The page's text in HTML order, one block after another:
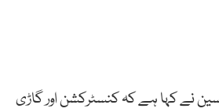
نے کہا ہے کہ کنسٹرکشن اور گاڑی